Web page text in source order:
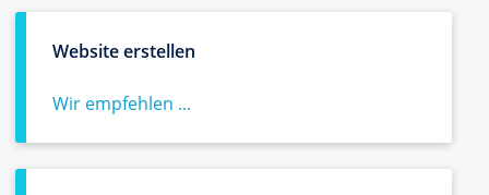
Website erstellen
Wir empfehlen ...